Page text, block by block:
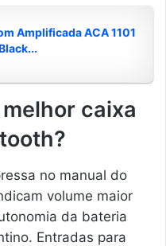
Amplificada ACA 1101
caixa
no manual do
volume maior
da bateria
Entradas para